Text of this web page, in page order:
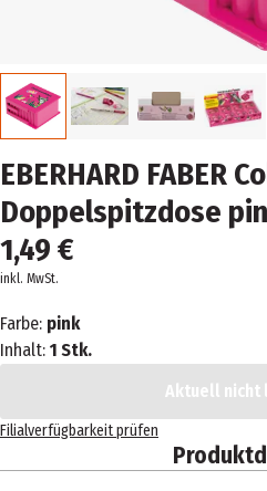
EBERHARD FABER
Doppelspitzdose
1,49 €
inkl. MwSt.
Farbe: pink
Inhalt: 1 Stk.
Aktuell nicht
Filialverfügbarkeit prüfen